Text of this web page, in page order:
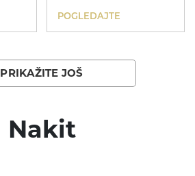
POGLEDAJTE
PRIKAŽITE JOŠ
Nakit